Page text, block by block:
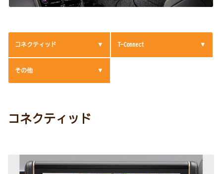
コネクティッド T-Connect
その他
コネクティッド